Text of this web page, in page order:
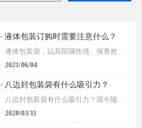
· 液体包装订购时需要注意什么？
液体包装袋，以其阻隔性强、保香效果好、不透气，不透湿、不透味，不透溶剂，便于携带，在运输和收藏过程中不产生挤压、撞击、掉落时不破碎等特点，得到认可和广泛使用，常应用于奶制品的包装，...
2021/06/04
· 八边封包装袋有什么吸引力？
八边封包装袋有什么吸引力？现今随着市场经济的进一步发展，大众在采购产品的时候，越来越从实用性朝观赏性方向发展，所以为了更多吸引消费者的关注，商家在包装上各种使力，就包装袋来说，八边...
2020/03/11